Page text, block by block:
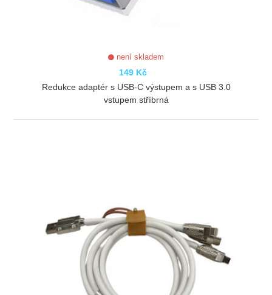
není skladem
149 Kč
Redukce adaptér s USB-C výstupem a s USB 3.0
vstupem stříbrná